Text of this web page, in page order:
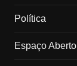
Política
Espaço Aberto